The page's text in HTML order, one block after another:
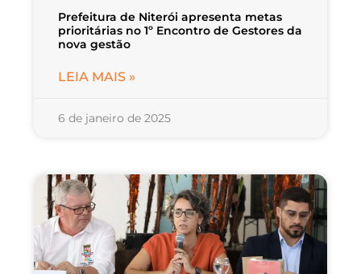
Prefeitura de Niterói apresenta metas
prioritárias no 1º Encontro de Gestores da
nova gestão
LEIA MAIS »
6 de janeiro de 2025